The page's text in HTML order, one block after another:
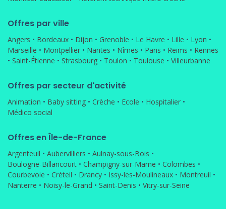
Offres par ville
Angers • Bordeaux • Dijon • Grenoble • Le Havre • Lille • Lyon •
Marseille • Montpellier • Nantes • Nîmes • Paris • Reims • Rennes
• Saint-Étienne • Strasbourg • Toulon • Toulouse • Villeurbanne
Offres par secteur d'activité
Animation • Baby sitting • Crèche • Ecole • Hospitalier •
Médico social
Offres en Île-de-France
Argenteuil • Aubervilliers • Aulnay-sous-Bois •
Boulogne-Billancourt • Champigny-sur-Marne • Colombes •
Courbevoie • Créteil • Drancy • Issy-les-Moulineaux • Montreuil •
Nanterre • Noisy-le-Grand • Saint-Denis • Vitry-sur-Seine